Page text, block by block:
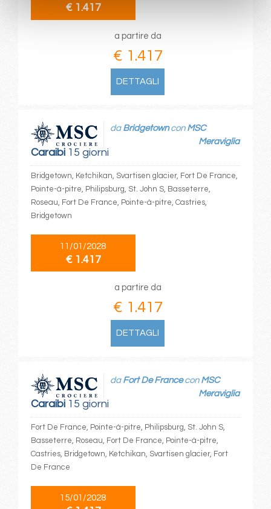
€ 1.417
a partire da
€ 1.417
DETTAGLI
Caraibi15 giorni
da Bridgetowncon MSC
Meraviglia
Bridgetown, Ketchikan, Svartisen glacier, Fort De France,
Pointe-à-pitre, Philipsburg, St. John S, Basseterre,
Roseau, Fort De France, Pointe-à-pitre, Castries,
Bridgetown
11/01/2028
€ 1.417
a partire da
€ 1.417
DETTAGLI
Caraibi15 giorni
da Fort De Francecon MSC
Meraviglia
Fort De France, Pointe-à-pitre, Philipsburg, St. John S,
Basseterre, Roseau, Fort De France, Pointe-à-pitre,
Castries, Bridgetown, Ketchikan, Svartisen glacier, Fort
De France
15/01/2028